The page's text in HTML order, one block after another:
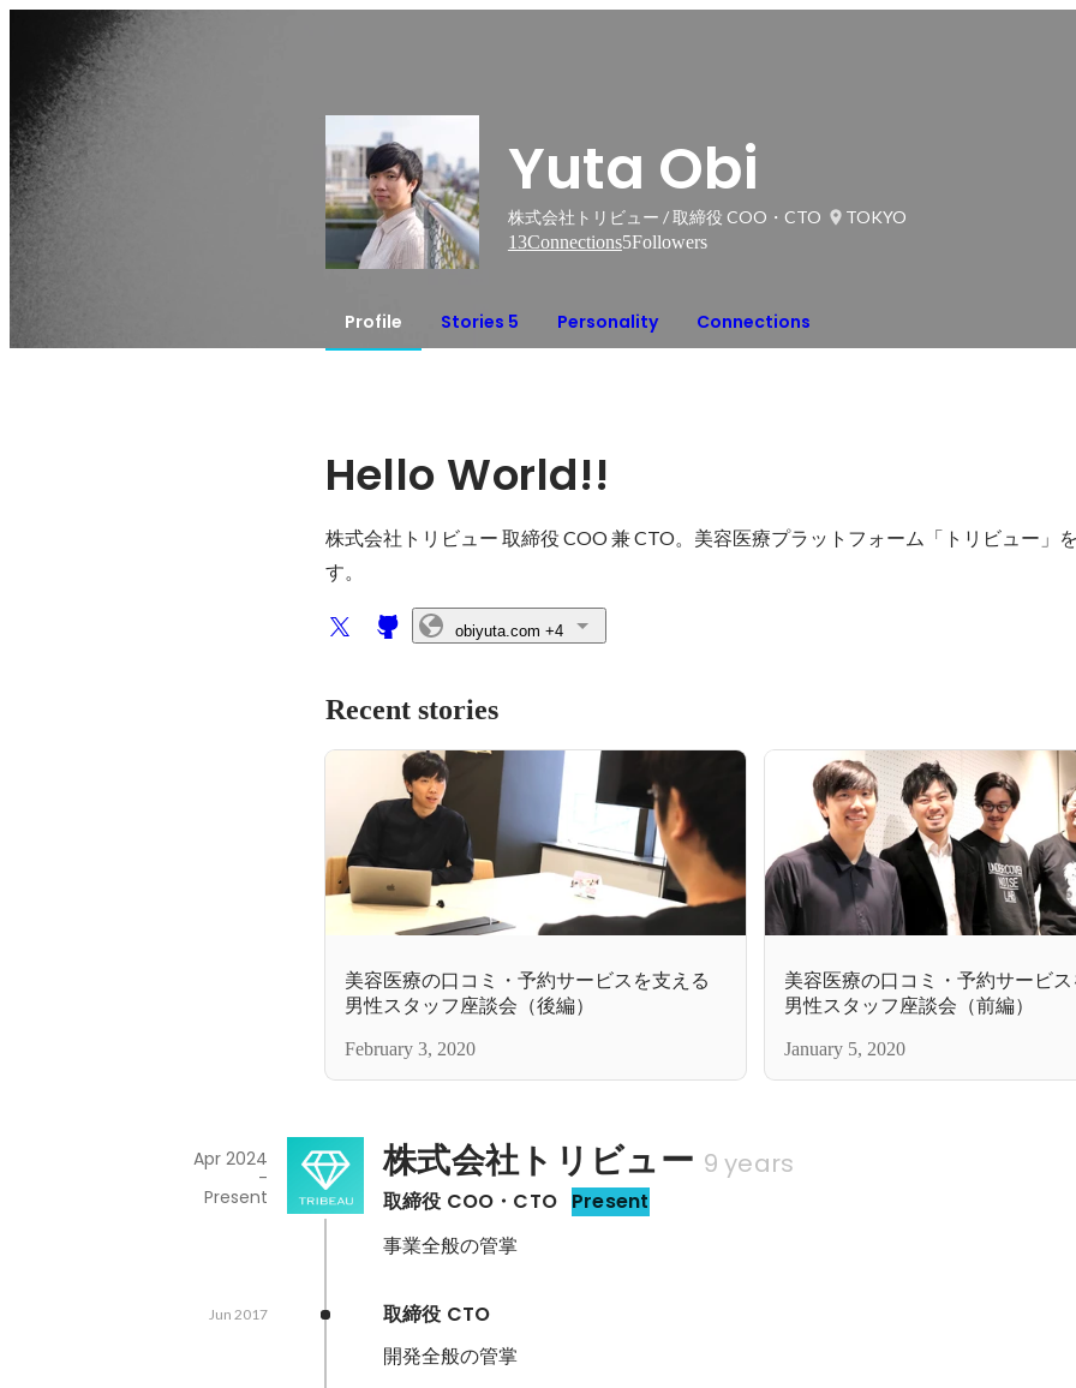
Yuta Obi
株式会社トリビュー / 取締役 COO・CTO
TOKYO
13Connections5Followers
Profile Stories 5 Personality Connections
Hello World!!
株式会社トリビュー 取締役 COO 兼 CTO。美容医療プラットフォーム「トリビュー」
obiyuta.com +4
Recent stories
美容医療の口コミ・予約サービスを支える
男性スタッフ座談会（後編）
February 3, 2020
美容医療の口コミ・予約サービス
男性スタッフ座談会（前編）
January 5, 2020
株式会社トリビュー 9 years
取締役 COO・CTO Present
Apr 2024
-
Present
事業全般の管掌
取締役 CTO
Jun 2017
開発全般の管掌